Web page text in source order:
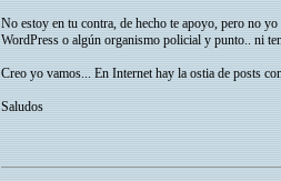
No estoy en tu contra, de hecho te apoyo, pero no
WordPress o algún organismo policial y punto.. ni
Creo yo vamos... En Internet hay la ostia de posts
Saludos